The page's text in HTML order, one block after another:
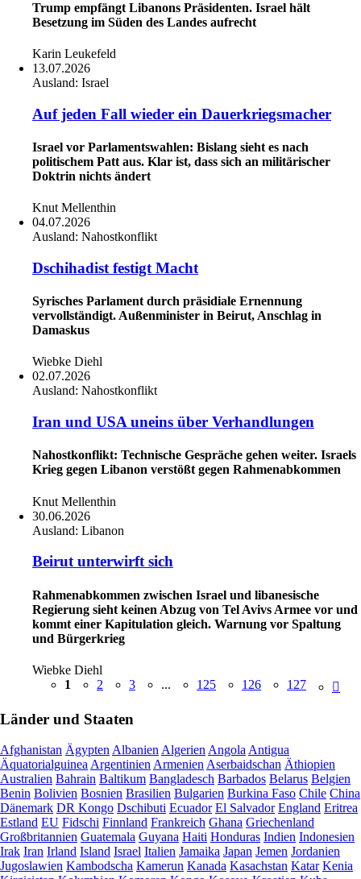
Trump empfängt Libanons Präsidenten. Israel hält
Besetzung im Süden des Landes aufrecht
Karin Leukefeld
13.07.2026
Ausland: Israel
Auf jeden Fall wieder ein Dauerkriegsmacher
Israel vor Parlamentswahlen: Bislang sieht es nach
politischem Patt aus. Klar ist, dass sich an militärischer
Doktrin nichts ändert
Knut Mellenthin
04.07.2026
Ausland: Nahostkonflikt
Dschihadist festigt Macht
Syrisches Parlament durch präsidiale Ernennung
vervollständigt. Außenminister in Beirut, Anschlag in
Damaskus
Wiebke Diehl
02.07.2026
Ausland: Nahostkonflikt
Iran und USA uneins über Verhandlungen
Nahostkonflikt: Technische Gespräche gehen weiter. Israels
Krieg gegen Libanon verstößt gegen Rahmenabkommen
Knut Mellenthin
30.06.2026
Ausland: Libanon
Beirut unterwirft sich
Rahmenabkommen zwischen Israel und libanesische
Regierung sieht keinen Abzug von Tel Avivs Armee vor und
kommt einer Kapitulation gleich. Warnung vor Spaltung
und Bürgerkrieg
Wiebke Diehl
1
2 3 ... 125 126 127
Länder und Staaten
Afghanistan Ägypten Albanien Algerien Angola Antigua
Äquatorialguinea Argentinien Armenien Aserbaidschan Äthiopien
Australien Bahrain Baltikum Bangladesch Barbados Belarus Belgien
Benin Bolivien Bosnien Brasilien Bulgarien Burkina Faso Chile China
Dänemark DR Kongo Dschibuti Ecuador El Salvador England Eritrea
Estland EU Fidschi Finnland Frankreich Ghana Griechenland
Großbritannien Guatemala Guyana Haiti Honduras Indien Indonesien
Irak Iran Irland Island Israel Italien Jamaika Japan Jemen Jordanien
Jugoslawien Kambodscha Kamerun Kanada Kasachstan Katar Kenia